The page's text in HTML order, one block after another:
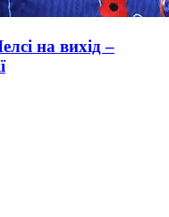
на вихід –